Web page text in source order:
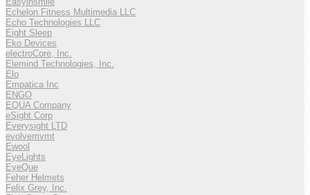
Echelon Fitness Multimedia LLC
Echo Technologies LLC
Eight Sleep
Eko Devices
electroCore, Inc.
Elemind Technologies, Inc.
Elo
Empatica Inc
ENGO
EQUA Company
eSight Corp
Everysight LTD
evolvemvmt
Ewool
EyeLights
EyeQue
Feher Helmets
Felix Grey, Inc.